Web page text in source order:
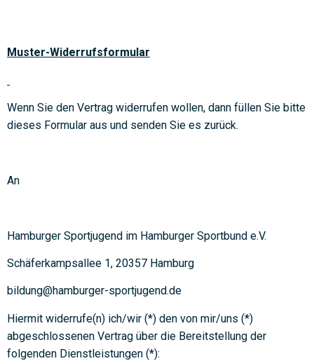
Muster-Widerrufsformular
Wenn Sie den Vertrag widerrufen wollen, dann füllen Sie bitte
dieses Formular aus und senden Sie es zurück.
An
Hamburger Sportjugend im Hamburger Sportbund e.V.
Schäferkampsallee 1, 20357 Hamburg
bildung@hamburger-sportjugend.de
Hiermit widerrufe(n) ich/wir (*) den von mir/uns (*)
abgeschlossenen Vertrag über die Bereitstellung der
folgenden Dienstleistungen (*):